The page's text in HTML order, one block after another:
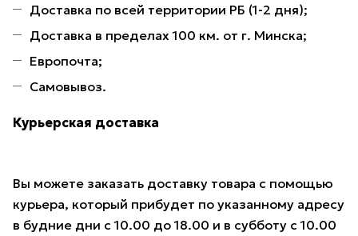
Доставка по всей территории РБ (1-2 дня);
Доставка в пределах 100 км. от г. Минска;
Европочта;
Самовывоз.
Курьерская доставка
Вы можете заказать доставку товара с помощью
курьера, который прибудет по указанному адресу
в будние дни с 10.00 до 18.00 и в субботу с 10.00